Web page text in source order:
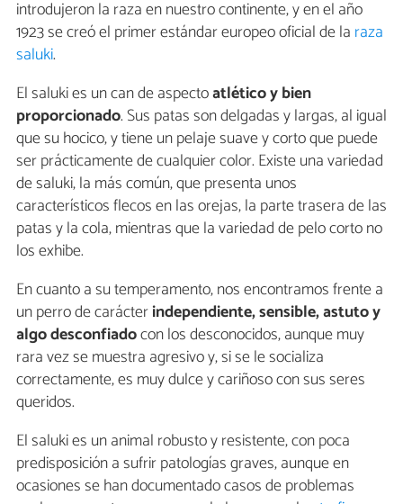
introdujeron la raza en nuestro continente, y en el año
1923 se creó el primer estándar europeo oficial de la raza
saluki.
El saluki es un can de aspectoatlético y bien
proporcionado. Sus patas son delgadas y largas, al igual
que su hocico, y tiene un pelaje suave y corto que puede
ser prácticamente de cualquier color. Existe una variedad
de saluki, la más común, que presenta unos
característicos flecos en las orejas, la parte trasera de las
patas y la cola, mientras que la variedad de pelo corto no
los exhibe.
En cuanto a su temperamento, nos encontramos frente a
un perro de carácterindependiente, sensible, astuto y
algo desconfiadocon los desconocidos, aunque muy
rara vez se muestra agresivo y, si se le socializa
correctamente, es muy dulce y cariñoso con sus seres
queridos.
El saluki es un animal robusto y resistente, con poca
predisposición a sufrir patologías graves, aunque en
ocasiones se han documentado casos de problemas